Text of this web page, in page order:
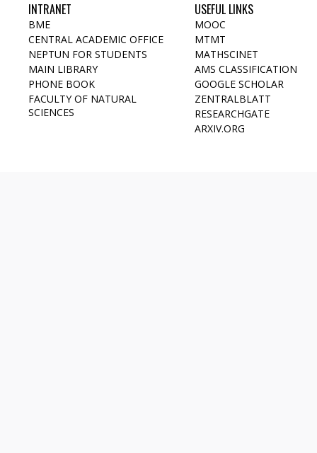
INTRANET
BME
CENTRAL ACADEMIC OFFICE
NEPTUN FOR STUDENTS
MAIN LIBRARY
PHONE BOOK
FACULTY OF NATURAL
SCIENCES
USEFUL LINKS
MOOC
MTMT
MATHSCINET
AMS CLASSIFICATION
GOOGLE SCHOLAR
ZENTRALBLATT
RESEARCHGATE
ARXIV.ORG